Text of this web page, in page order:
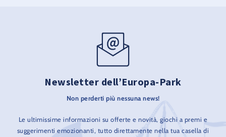
Newsletter dell’Europa-Park
Non perderti più nessuna news!
Le ultimissime informazioni su offerte e novità, giochi a premi e
suggerimenti emozionanti, tutto direttamente nella tua casella di